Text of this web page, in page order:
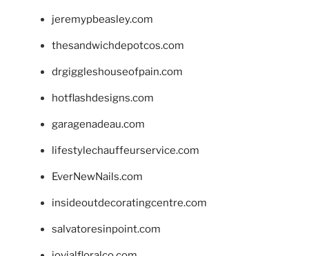
jeremypbeasley.com
thesandwichdepotcos.com
drgiggleshouseofpain.com
hotflashdesigns.com
garagenadeau.com
lifestylechauffeurservice.com
EverNewNails.com
insideoutdecoratingcentre.com
salvatoresinpoint.com